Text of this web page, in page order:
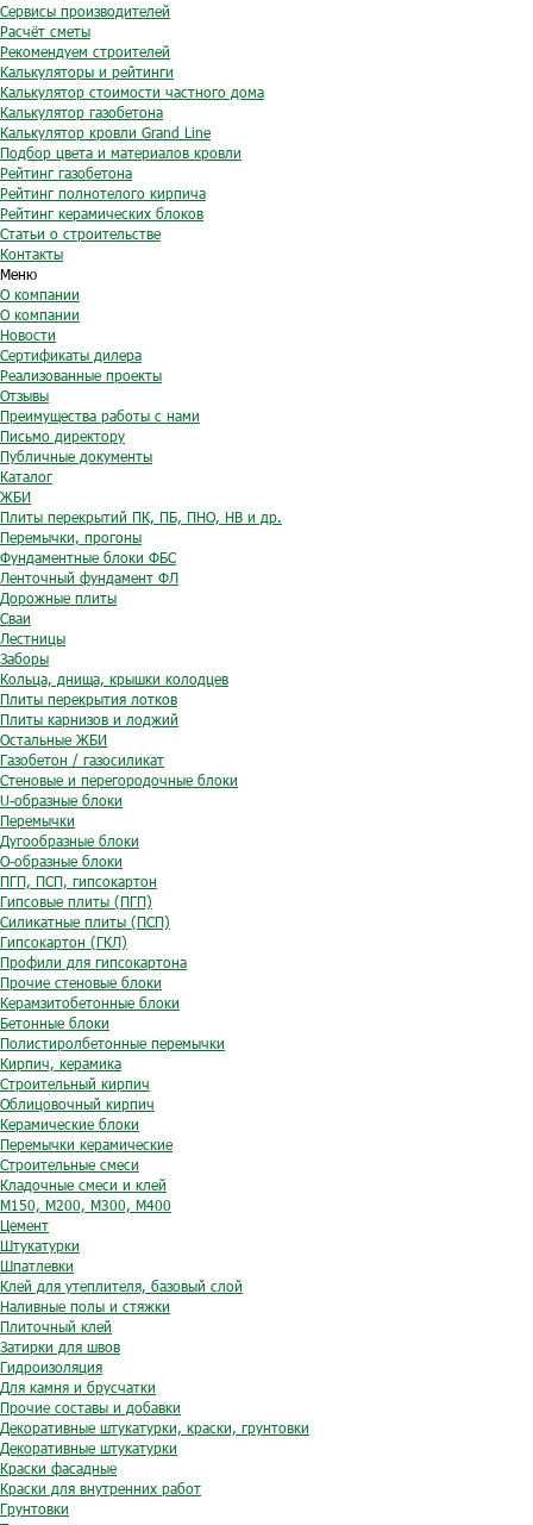
Сервисы производителей
Расчёт сметы
Рекомендуем строителей
Калькуляторы и рейтинги
Калькулятор стоимости частного дома
Калькулятор газобетона
Калькулятор кровли Grand Line
Подбор цвета и материалов кровли
Рейтинг газобетона
Рейтинг полнотелого кирпича
Рейтинг керамических блоков
Статьи о строительстве
Контакты
Меню
О компании
О компании
Новости
Сертификаты дилера
Реализованные проекты
Отзывы
Преимущества работы с нами
Письмо директору
Публичные документы
Каталог
ЖБИ
Плиты перекрытий ПК, ПБ, ПНО, НВ и др.
Перемычки, прогоны
Фундаментные блоки ФБС
Ленточный фундамент ФЛ
Дорожные плиты
Сваи
Лестницы
Заборы
Кольца, днища, крышки колодцев
Плиты перекрытия лотков
Плиты карнизов и лоджий
Остальные ЖБИ
Газобетон / газосиликат
Стеновые и перегородочные блоки
U-образные блоки
Перемычки
Дугообразные блоки
O-образные блоки
ПГП, ПСП, гипсокартон
Гипсовые плиты (ПГП)
Силикатные плиты (ПСП)
Гипсокартон (ГКЛ)
Профили для гипсокартона
Прочие стеновые блоки
Керамзитобетонные блоки
Бетонные блоки
Полистиролбетонные перемычки
Кирпич, керамика
Строительный кирпич
Облицовочный кирпич
Керамические блоки
Перемычки керамические
Строительные смеси
Кладочные смеси и клей
М150, М200, М300, М400
Цемент
Штукатурки
Шпатлевки
Клей для утеплителя, базовый слой
Наливные полы и стяжки
Плиточный клей
Затирки для швов
Гидроизоляция
Для камня и брусчатки
Прочие составы и добавки
Декоративные штукатурки, краски, грунтовки
Декоративные штукатурки
Краски фасадные
Краски для внутренних работ
Грунтовки